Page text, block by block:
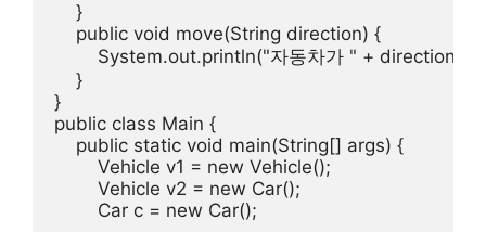
    }
    public void move(String direction) {
System.out.println("자동차가 " + direction +
    }
}
public class Main {
    public static void main(String[] args) {
        Vehicle v1 = new Vehicle();
        Vehicle v2 = new Car();
        Car c = new Car();